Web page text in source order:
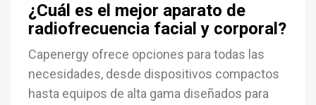
¿Cuál es el mejor aparato de
radiofrecuencia facial y corporal?
Capenergy ofrece opciones para todas las
necesidades, desde dispositivos compactos
hasta equipos de alta gama diseñados para